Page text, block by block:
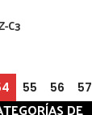
C3
55 56 57
DE